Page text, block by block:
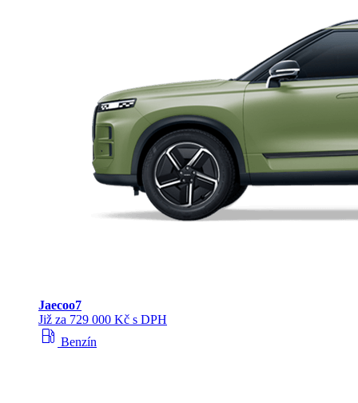
Jaecoo7
Již za 729 000 Kč s DPH
local_gas_station Benzín